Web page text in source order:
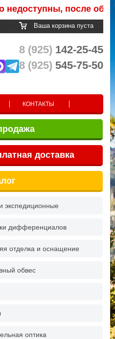
после
Ваша корзина пуста
8 (925) 142-25-45
8 (925) 545-75-50
КОНТАКТЫ
доставка
экспедиционные
дифференциалов
отделка и оснащение
обвес
оптика